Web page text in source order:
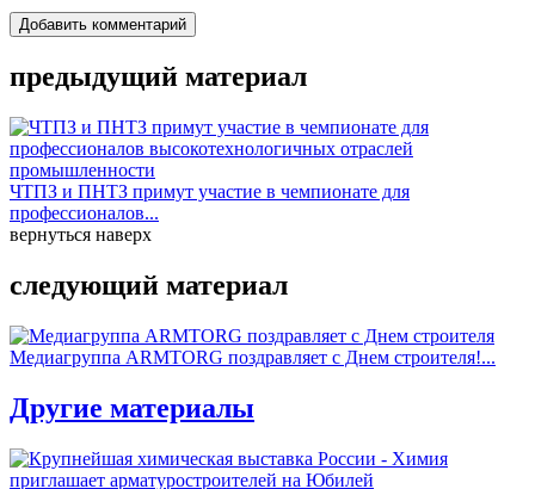
Добавить комментарий
предыдущий материал
ЧТПЗ и ПНТЗ примут участие в чемпионате для
профессионалов...
вернуться наверх
следующий материал
Медиагруппа ARMTORG поздравляет с Днем строителя!...
Другие материалы